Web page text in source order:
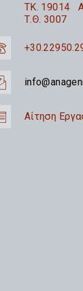
TK. 19014
Τ.Θ. 3007
Αίτηση